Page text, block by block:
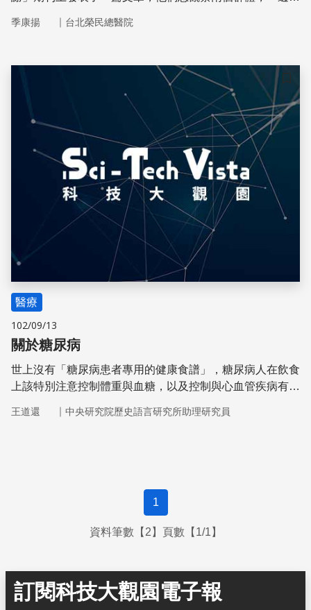
肥胖的受試者，試著去測量其體內維生素D的濃度，找出代
季康揚 ｜ 台北榮民總醫院
儲存
醫療
102/09/13
關於糖尿病
世上沒有「糖尿病患者專用的健康食譜」，糖尿病人在飲食
上該特別注意控制體重與血糖，以及控制與心血管疾病有關
王道還 ｜ 中央研究院歷史語言研究所助理研究員
1
資料筆數【2】頁數【1/1】
訂閱科技大觀園電子報